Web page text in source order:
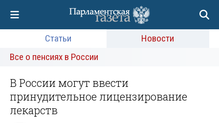
Статьи
Новости
Все о пенсиях в России
В России могут ввести
принудительное лицензирование
лекарств